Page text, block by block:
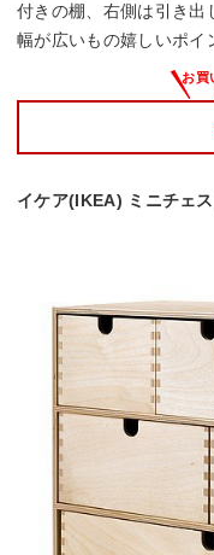
付きの棚、右側は引き出
幅が広いもの嬉しいポイ
イケア(IKEA) ミニチェ